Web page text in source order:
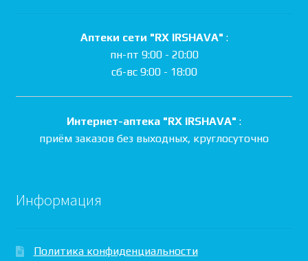
Аптеки сети "RX IRSHAVA" :
пн-пт 9:00 - 20:00
сб-вс 9:00 - 18:00
Интернет-аптека "RX IRSHAVA" :
приём заказов без выходных, круглосуточно
Информация
Политика конфиденциальности